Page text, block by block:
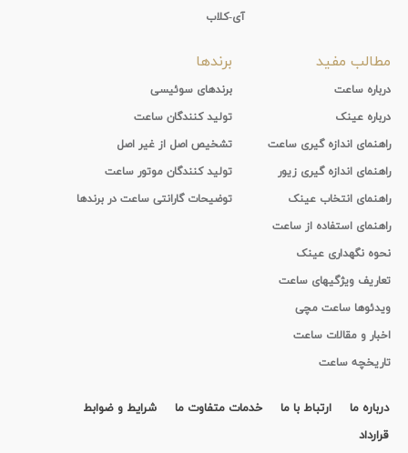
آی-کلاب
مطالب مفید
درباره ساعت
درباره عینک
راهنمای اندازه گیری ساعت
راهنمای اندازه گیری زیور
راهنمای انتخاب عینک
راهنمای استفاده از ساعت
نحوه نگهداری عینک
تعاریف ویژگیهای ساعت
ویدئوها ساعت مچی
اخبار و مقالات ساعت
تاریخچه ساعت
برندها
برندهای سوئیسی
تولید کنندگان ساعت
تشخیص اصل از غیر اصل
تولید کنندگان موتور ساعت
توضیحات گارانتی ساعت در برندها
درباره ما ارتباط با ما خدمات متفاوت ما
شرایط و ضوابط
قرارداد